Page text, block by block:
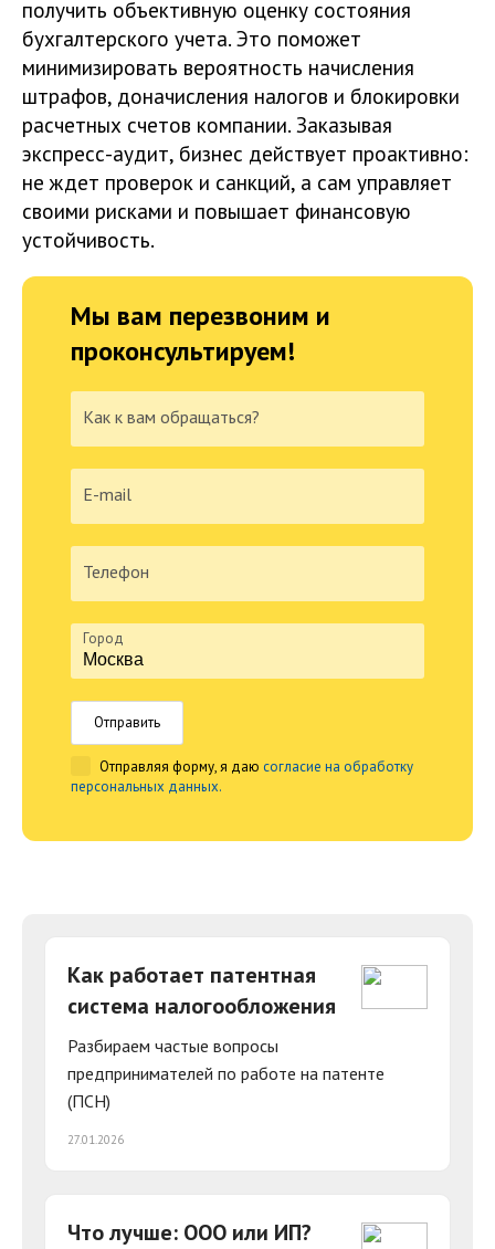
получить объективную оценку состояния
бухгалтерского учета. Это поможет
минимизировать вероятность начисления
штрафов, доначисления налогов и блокировки
расчетных счетов компании. Заказывая
экспресс-аудит, бизнес действует проактивно:
не ждет проверок и санкций, а сам управляет
своими рисками и повышает финансовую
устойчивость.
Мы вам перезвоним и
проконсультируем!
Как к вам обращаться?
E-mail
Телефон
Город
Отправить
Отправляя форму, я даю согласие на обработку
персональных данных.
Как работает патентная
система налогообложения
Разбираем частые вопросы
предпринимателей по работе на патенте
(ПСН)
27.01.2026
Что лучше: ООО или ИП?